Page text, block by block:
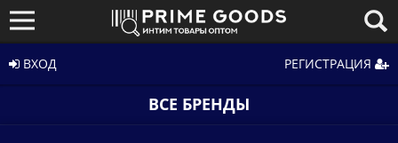
ВХОД РЕГИСТРАЦИЯ
ВСЕ БРЕНДЫ